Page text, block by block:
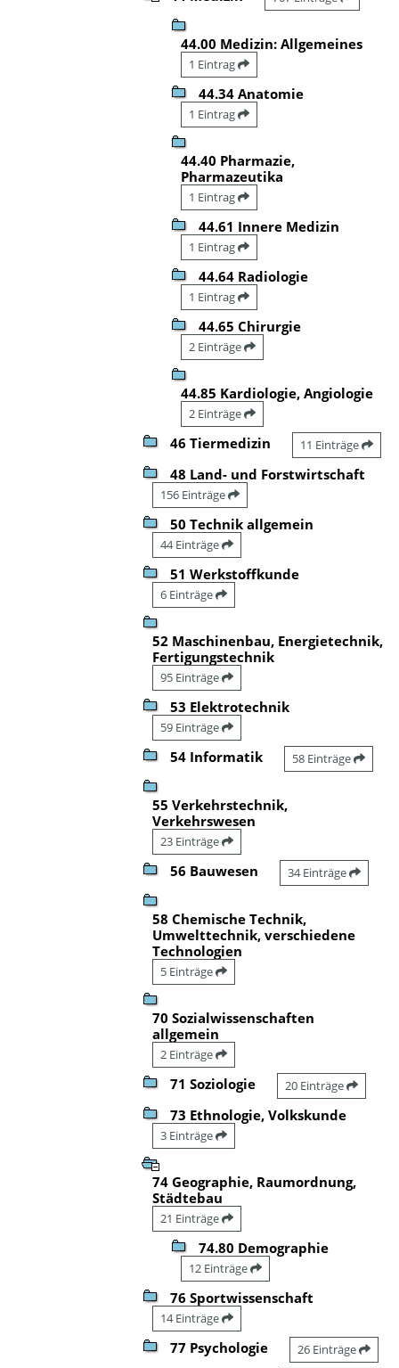
44.00 Medizin: Allgemeines
1 Eintrag
44.34 Anatomie
1 Eintrag
44.40 Pharmazie,
Pharmazeutika
1 Eintrag
44.61 Innere Medizin
1 Eintrag
44.64 Radiologie
1 Eintrag
44.65 Chirurgie
2 Einträge
44.85 Kardiologie, Angiologie
2 Einträge
46 Tiermedizin 11 Einträge
48 Land- und Forstwirtschaft
156 Einträge
50 Technik allgemein
44 Einträge
51 Werkstoffkunde
6 Einträge
52 Maschinenbau, Energietechnik,
Fertigungstechnik
95 Einträge
53 Elektrotechnik
59 Einträge
54 Informatik 58 Einträge
55 Verkehrstechnik,
Verkehrswesen
23 Einträge
56 Bauwesen 34 Einträge
58 Chemische Technik,
Umwelttechnik, verschiedene
Technologien
5 Einträge
70 Sozialwissenschaften
allgemein
2 Einträge
71 Soziologie 20 Einträge
73 Ethnologie, Volkskunde
3 Einträge
74 Geographie, Raumordnung,
Städtebau
21 Einträge
74.80 Demographie
12 Einträge
76 Sportwissenschaft
14 Einträge
77 Psychologie 26 Einträge